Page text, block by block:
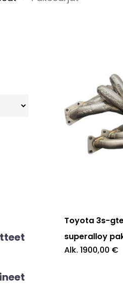
useampi
muunnelma.
Voit
Toyota 3s-
superalloy
Alk. 1900,00 €